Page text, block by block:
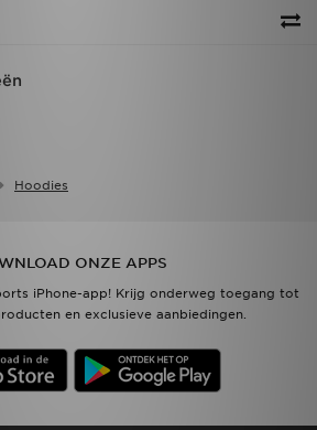
Hoodies
ONZE APPS
iPhone-app! Krijg onderweg toegang tot
en exclusieve aanbiedingen.